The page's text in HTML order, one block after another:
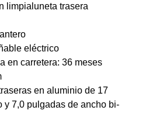
limpialuneta trasera
eléctrico
en carretera: 36 meses
en aluminio de 17
y 7,0 pulgadas de ancho bi-